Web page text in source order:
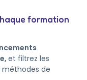
formation
et filtrez les
de